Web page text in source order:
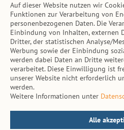
Inhalt
Tierarzt-Suche
Hinweise
AGB
Impressum
Datenschutz
Kontakt
Auf dieser Website nutzen wir
Funktionen zur Verarbeitung von
personenbezogenen Daten. Die
Einbindung von Inhalten, externen
Dritter, der statistischen Analyse/
Werbung sowie der Einbindung
werden dabei Daten an Dritte
verarbeitet. Diese Einwilligung ist
unserer Website nicht erforderlich
werden.
Weitere Informationen unter
Alle